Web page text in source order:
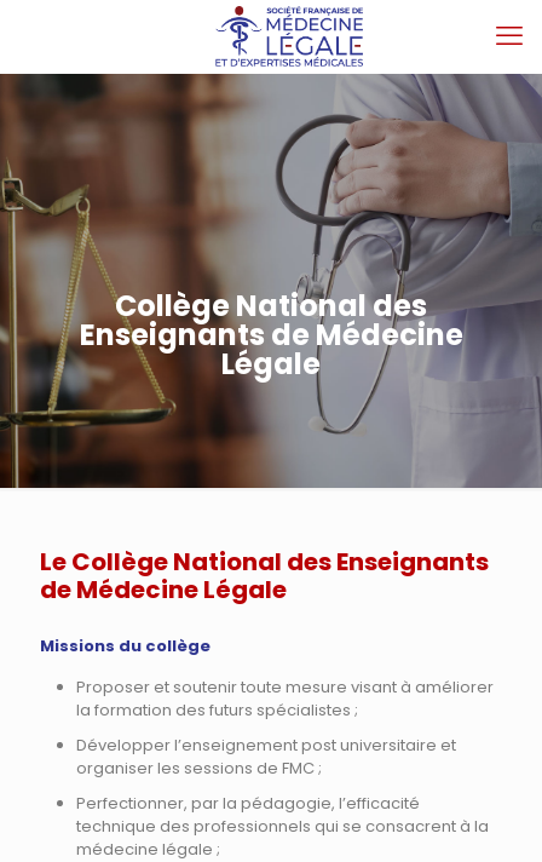
Collège National des
Enseignants de Médecine
Légale
Le Collège National des Enseignants
de Médecine Légale
Missions du collège
Proposer et soutenir toute mesure visant à améliorer
la formation des futurs spécialistes ;
Développer l’enseignement post universitaire et
organiser les sessions de FMC ;
Perfectionner, par la pédagogie, l’efficacité
technique des professionnels qui se consacrent à la
médecine légale ;